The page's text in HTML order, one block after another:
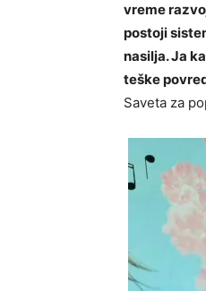
vreme
postoji
nasilja. Ja
teške
Saveta za